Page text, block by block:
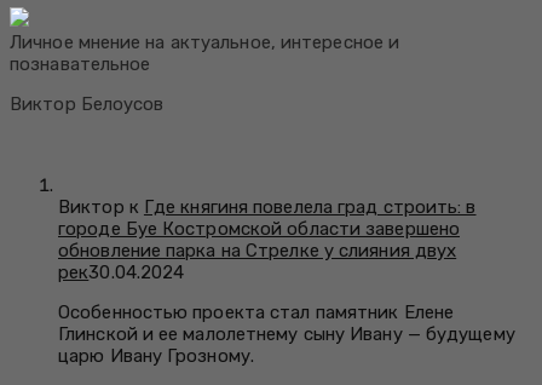
Личное мнение на актуальное, интересное и
познавательное
Виктор Белоусов
Виктор к Где княгиня повелела град строить: в
городе Буе Костромской области завершено
обновление парка на Стрелке у слияния двух
рек30.04.2024
Особенностью проекта стал памятник Елене
Глинской и ее малолетнему сыну Ивану — будущему
царю Ивану Грозному.